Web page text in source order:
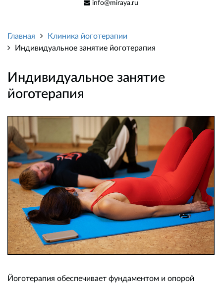
info@miraya.ru
Главная
Клиника йоготерапии
Индивидуальное занятие йоготерапия
Индивидуальное занятие
йоготерапия
Йоготерапия обеспечивает фундаментом и опорой